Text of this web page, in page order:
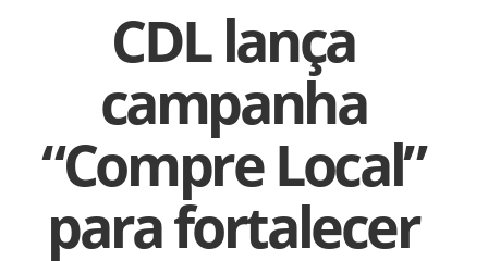
CDL lança
campanha
“Compre Local”
para fortalecer